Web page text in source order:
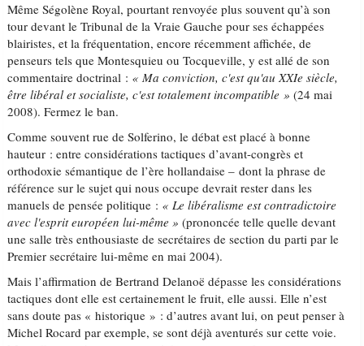
Même Ségolène Royal, pourtant renvoyée plus souvent qu’à son
tour devant le Tribunal de la Vraie Gauche pour ses échappées
blairistes, et la fréquentation, encore récemment affichée, de
penseurs tels que Montesquieu ou Tocqueville, y est allé de son
commentaire doctrinal : « Ma conviction, c'est qu'au XXIe siècle,
être libéral et socialiste, c'est totalement incompatible » (24 mai
2008). Fermez le ban.
Comme souvent rue de Solferino, le débat est placé à bonne
hauteur : entre considérations tactiques d’avant-congrès et
orthodoxie sémantique de l’ère hollandaise – dont la phrase de
référence sur le sujet qui nous occupe devrait rester dans les
manuels de pensée politique : « Le libéralisme est contradictoire
avec l'esprit européen lui-même » (prononcée telle quelle devant
une salle très enthousiaste de secrétaires de section du parti par le
Premier secrétaire lui-même en mai 2004).
Mais l’affirmation de Bertrand Delanoë dépasse les considérations
tactiques dont elle est certainement le fruit, elle aussi. Elle n’est
sans doute pas « historique » : d’autres avant lui, on peut penser à
Michel Rocard par exemple, se sont déjà aventurés sur cette voie.